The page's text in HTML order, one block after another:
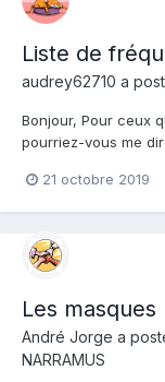
Liste de
audrey62710 a
Bonjour, Pour ceux
pourriez-vous me
21 octobre 2019
Les
André Jorge a
NARRAMUS